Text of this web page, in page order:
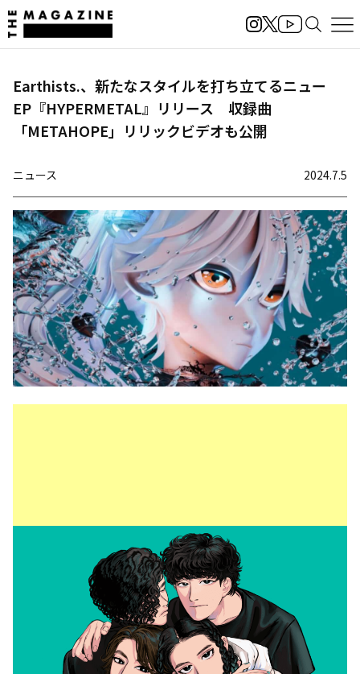
Earthists.、新たなスタイルを打ち立てるニュー
EP『HYPERMETAL』リリース 収録曲
「METAHOPE」リリックビデオも公開
ニュース 2024.7.5